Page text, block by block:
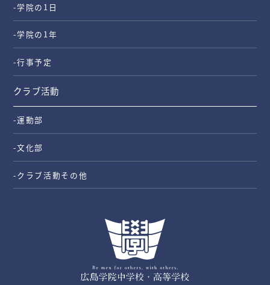
-学院の1日
-学院の1年
-行事予定
クラブ活動
-運動部
-文化部
-クラブ活動その他